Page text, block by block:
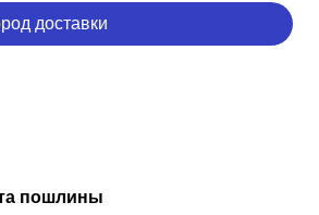
доставки
пошлины